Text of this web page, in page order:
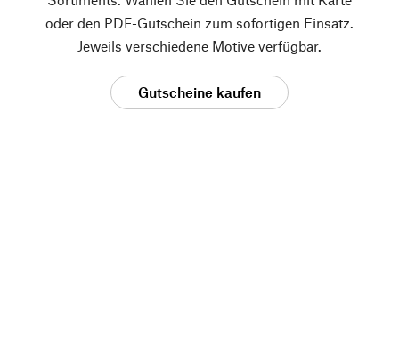
oder den PDF-Gutschein zum sofortigen Einsatz.
Jeweils verschiedene Motive verfügbar.
Gutscheine kaufen